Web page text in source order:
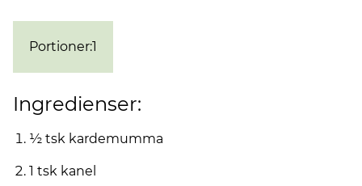
Portioner:1
Ingredienser:
½ tsk kardemumma
1 tsk kanel